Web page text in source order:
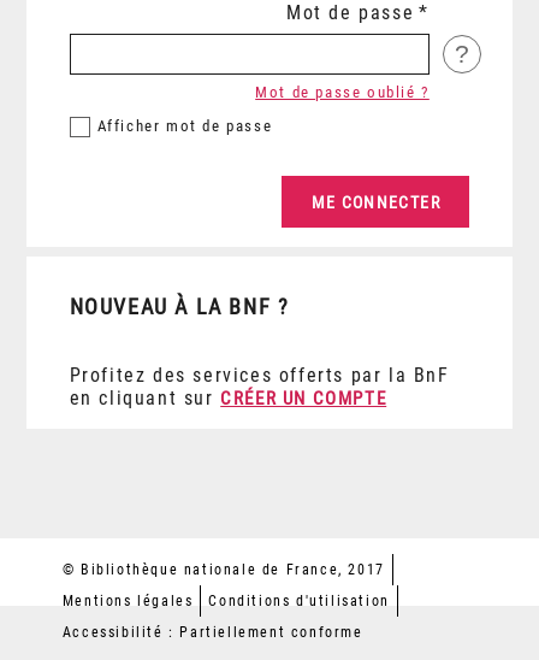
Mot de passe
?
Afficher mot de passe
Mot de passe oublié ?
NOUVEAU À LA BNF ?
Profitez des services offerts par la BnF
en cliquant sur CRÉER UN COMPTE
© Bibliothèque nationale de France, 2017
Mentions légales
Conditions d'utilisation
Accessibilité : Partiellement conforme